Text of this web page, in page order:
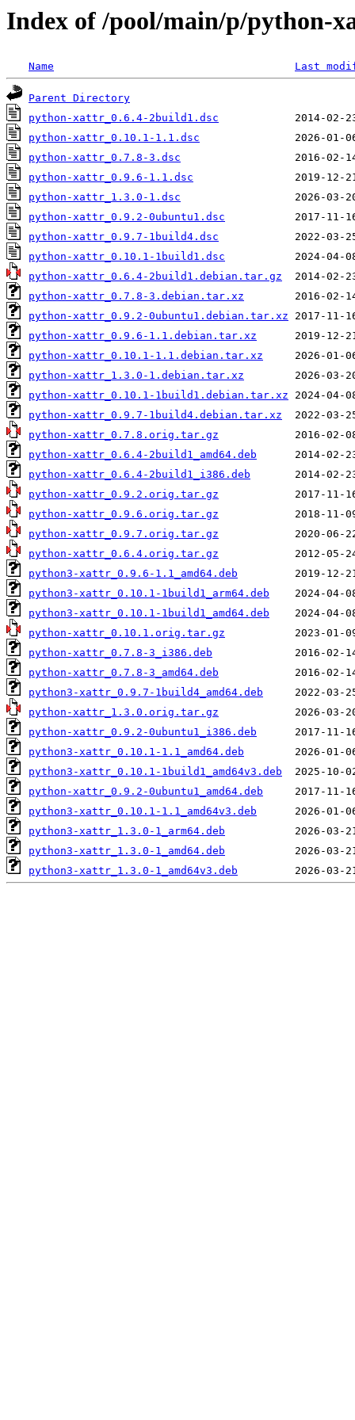
Index of /pool/main/p/python-
Name Last
Parent Directory
python-xattr_0.6.4-2build1.dsc
python-xattr_0.10.1-1.1.dsc
python-xattr_0.7.8-3.dsc
python-xattr_0.9.6-1.1.dsc
python-xattr_1.3.0-1.dsc
python-xattr_0.9.2-0ubuntu1.dsc
python-xattr_0.9.7-1build4.dsc
python-xattr_0.10.1-1build1.dsc
python-xattr_0.6.4-2build1.debian.tar.gz
python-xattr_0.7.8-3.debian.tar.xz
python-xattr_0.9.2-0ubuntu1.debian.tar.xz
python-xattr_0.9.6-1.1.debian.tar.xz
python-xattr_0.10.1-1.1.debian.tar.xz
python-xattr_1.3.0-1.debian.tar.xz
python-xattr_0.10.1-1build1.debian.tar.xz
python-xattr_0.9.7-1build4.debian.tar.xz
python-xattr_0.7.8.orig.tar.gz
python-xattr_0.6.4-2build1_amd64.deb
python-xattr_0.6.4-2build1_i386.deb
python-xattr_0.9.2.orig.tar.gz
python-xattr_0.9.6.orig.tar.gz
python-xattr_0.9.7.orig.tar.gz
python-xattr_0.6.4.orig.tar.gz
python3-xattr_0.9.6-1.1_amd64.deb
python3-xattr_0.10.1-1build1_arm64.deb
python3-xattr_0.10.1-1build1_amd64.deb
python-xattr_0.10.1.orig.tar.gz
python-xattr_0.7.8-3_i386.deb
python-xattr_0.7.8-3_amd64.deb
python3-xattr_0.9.7-1build4_amd64.deb
python-xattr_1.3.0.orig.tar.gz
python-xattr_0.9.2-0ubuntu1_i386.deb
python3-xattr_0.10.1-1.1_amd64.deb
python3-xattr_0.10.1-1build1_amd64v3.deb
python-xattr_0.9.2-0ubuntu1_amd64.deb
python3-xattr_0.10.1-1.1_amd64v3.deb
python3-xattr_1.3.0-1_arm64.deb
python3-xattr_1.3.0-1_amd64.deb
python3-xattr_1.3.0-1_amd64v3.deb